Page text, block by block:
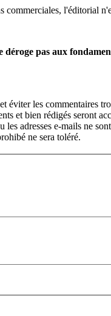
commerciales, l'éditorial
déroge pas aux
éviter les commentaires
et bien rédigés seront
adresses e-mails ne
ne sera toléré.